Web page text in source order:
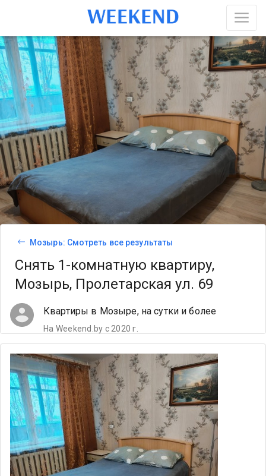
Мозырь: Смотреть все результаты
Снять 1-комнатную квартиру,
Мозырь, Пролетарская ул. 69
Квартиры в Мозыре, на сутки и более
На Weekend.by с 2020 г.